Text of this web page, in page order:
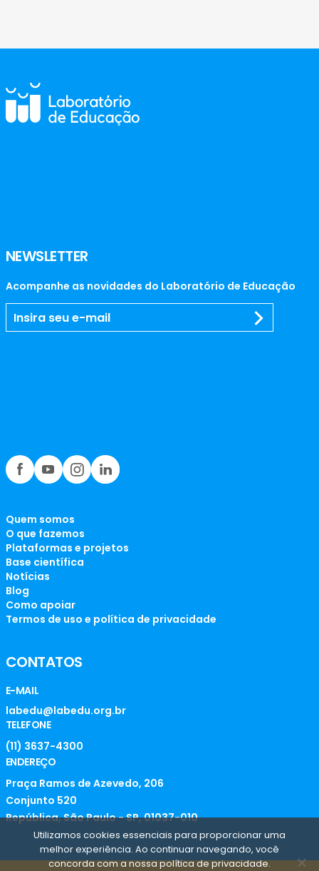
NEWSLETTER
Acompanhe as novidades do Laboratório de Educação
Quem somos
O que fazemos
Plataformas e projetos
Base científica
Notícias
Blog
Como apoiar
Termos de uso e política de privacidade
CONTATOS
E-MAIL
labedu@labedu.org.br
TELEFONE
(11) 3637-4300
ENDEREÇO
Praça Ramos de Azevedo, 206
Conjunto 520
República, São Paulo - SP, 01037-010
Utilizamos cookies essenciais para proporcionar uma
melhor experiência. Ao continuar navegando, você
concorda com a nossa política de privacidade.